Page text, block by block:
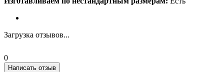
Загрузка отзывов...
0
Написать отзыв